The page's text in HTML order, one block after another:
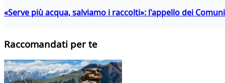
«Serve più acqua, salviamo i raccolti»: l'appello dei
Raccomandati per te